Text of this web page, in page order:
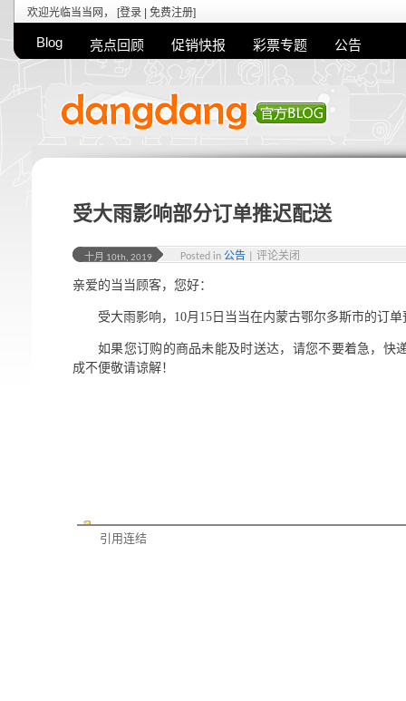
欢迎光临当当网， [登录 免费注册]
Blog 亮点回顾 促销快报 彩票专题 公告
受大雨影响部分订单推迟配送
十月 10th, 2019 Posted in 公告 评论关闭
亲爱的当当顾客，您好：
受大雨影响，10月15日当当在内蒙古鄂尔多斯市的订
如果您订购的商品未能及时送达，请您不要着急，快
成不便敬请谅解！
引用连结